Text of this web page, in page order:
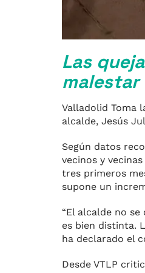
Las
malestar
Valladolid Toma
alcalde, Jesús
Según datos
vecinos y
tres primeros
supone un
“El alcalde no
es bien distinta.
ha declarado el
Desde VTLP